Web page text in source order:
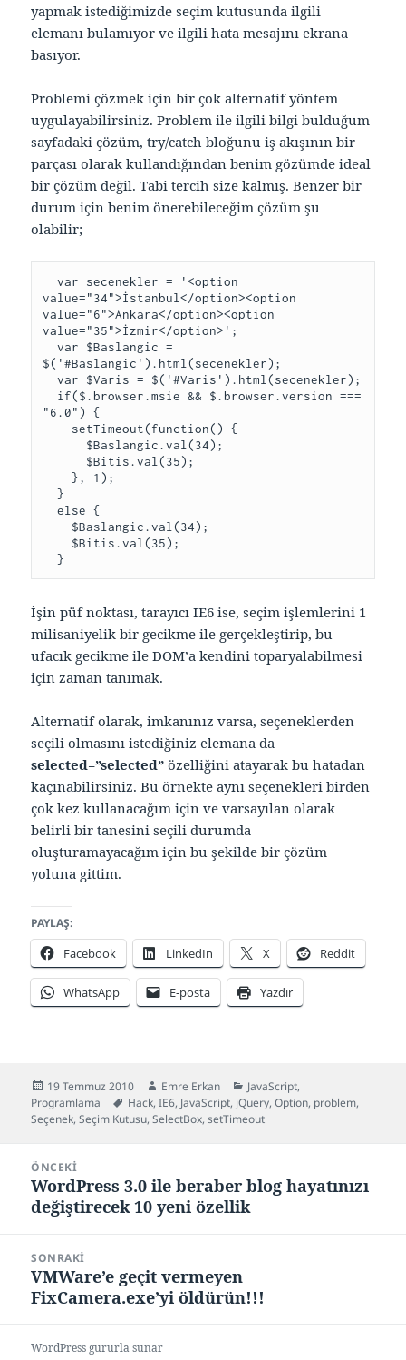
yapmak istediğimizde seçim kutusunda ilgili
elemanı bulamıyor ve ilgili hata mesajını ekrana
basıyor.
Problemi çözmek için bir çok alternatif yöntem
uygulayabilirsiniz. Problem ile ilgili bilgi bulduğum
sayfadaki çözüm, try/catch bloğunu iş akışının bir
parçası olarak kullandığından benim gözümde ideal
bir çözüm değil. Tabi tercih size kalmış. Benzer bir
durum için benim önerebileceğim çözüm şu
olabilir;
  var secenekler = '<option
value="34">İstanbul</option><option
value="6">Ankara</option><option
value="35">İzmir</option>';
  var $Baslangic =
$('#Baslangic').html(secenekler);
  var $Varis = $('#Varis').html(secenekler);
"6.0") {
    }, 1);
  }
  else {
İşin püf noktası, tarayıcı IE6 ise, seçim işlemlerini 1
milisaniyelik bir gecikme ile gerçekleştirip, bu
ufacık gecikme ile DOM’a kendini toparyalabilmesi
için zaman tanımak.
Alternatif olarak, imkanınız varsa, seçeneklerden
seçili olmasını istediğiniz elemana da
selected=”selected” özelliğini atayarak bu hatadan
kaçınabilirsiniz. Bu örnekte aynı seçenekleri birden
çok kez kullanacağım için ve varsayılan olarak
belirli bir tanesini seçili durumda
oluşturamayacağım için bu şekilde bir çözüm
yoluna gittim.
PAYLAŞ:
Facebook LinkedIn X Reddit
WhatsApp E-posta Yazdır
Yayın
tarihi
19 Temmuz 2010 Yazar
Emre Erkan Kategoriler
JavaScript,
Programlama
Etiketler
Hack,IE6, JavaScript, jQuery,Option, problem,
Seçenek,Seçim Kutusu,SelectBox,setTimeout
gezinmesi
ÖNCEKI
Önceki
yazı:
WordPress 3.0 ile beraber blog hayatınızı
değiştirecek 10 yeni özellik
SONRAKI
Sonraki
yazı:
VMWare’e geçit vermeyen
FixCamera.exe’yi öldürün!!!
WordPress gururla sunar